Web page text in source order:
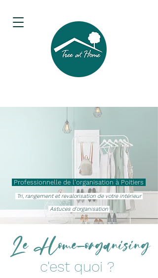
Professionnelle de l'organisation à Poitiers
Tri, rangement et revalorisation de votre intérieur
Astuces d'organisation
Le Home-organising
c'est quoi ?